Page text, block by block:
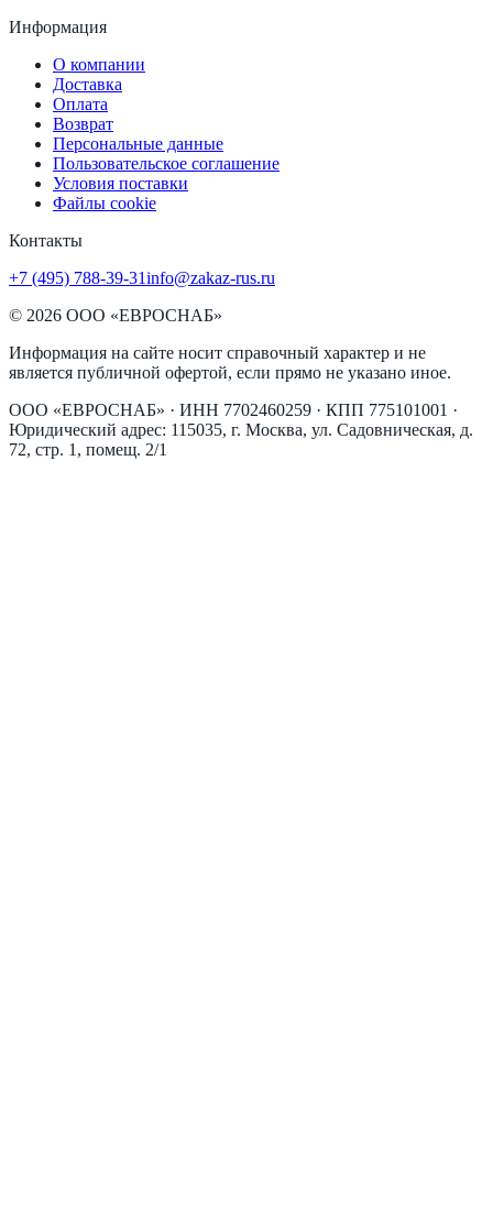
Информация
О компании
Доставка
Оплата
Возврат
Персональные данные
Пользовательское соглашение
Условия поставки
Файлы cookie
Контакты
+7 (495) 788-39-31info@zakaz-rus.ru
© 2026 ООО «ЕВРОСНАБ»
Информация на сайте носит справочный характер и не
является публичной офертой, если прямо не указано иное.
ООО «ЕВРОСНАБ» · ИНН 7702460259 · КПП 775101001 ·
Юридический адрес: 115035, г. Москва, ул. Садовническая, д.
72, стр. 1, помещ. 2/1